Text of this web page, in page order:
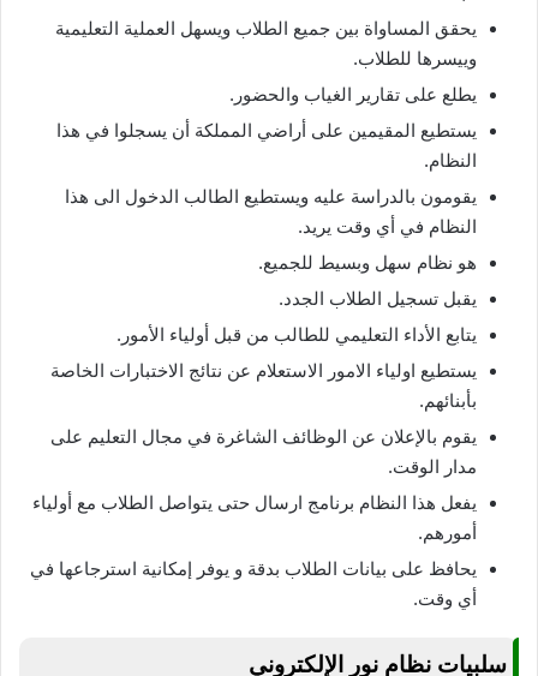
يحقق المساواة بين جميع الطلاب ويسهل العملية التعليمية
وييسرها للطلاب.
يطلع على تقارير الغياب والحضور.
يستطيع المقيمين على أراضي المملكة أن يسجلوا في هذا
النظام.
يقومون بالدراسة عليه ويستطيع الطالب الدخول الى هذا
النظام في أي وقت يريد.
هو نظام سهل وبسيط للجميع.
يقبل تسجيل الطلاب الجدد.
يتابع الأداء التعليمي للطالب من قبل أولياء الأمور.
يستطيع اولياء الامور الاستعلام عن نتائج الاختبارات الخاصة
بأبنائهم.
يقوم بالإعلان عن الوظائف الشاغرة في مجال التعليم على
مدار الوقت.
يفعل هذا النظام برنامج ارسال حتى يتواصل الطلاب مع أولياء
أمورهم.
يحافظ على بيانات الطلاب بدقة و يوفر إمكانية استرجاعها في
أي وقت.
سلبيات نظام نور الإلكتروني